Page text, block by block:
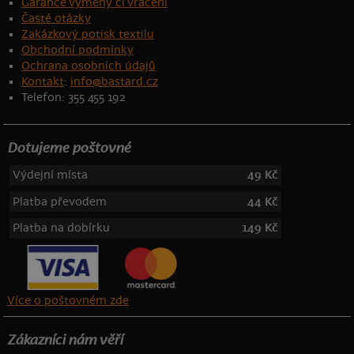
Garance výměny či vrácení
Časté otázky
Zakázkový potisk textilu
Obchodní podmínky
Ochrana osobních údajů
Kontakt: info@bastard.cz
Telefon: 355 455 192
Dotujeme poštovné
Výdejní místa
49 Kč
Platba převodem
44 Kč
Platba na dobírku
149 Kč
Více o poštovném zde
Zákazníci nám věří